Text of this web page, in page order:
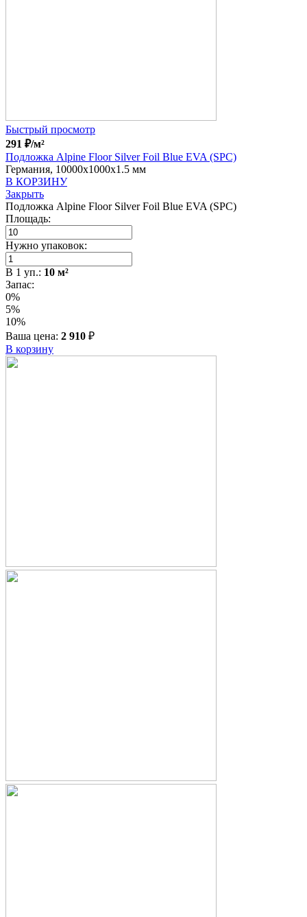
Быстрый просмотр
291 ₽/м²
Подложка Alpine Floor Silver Foil Blue EVA (SPC)
Германия, 10000x1000x1.5 мм
В КОРЗИНУ
Закрыть
Подложка Alpine Floor Silver Foil Blue EVA (SPC)
Площадь:
Нужно упаковок:
В 1 уп.: 10 м²
Запас:
0%
5%
10%
Ваша цена: 2 910 ₽
В корзину